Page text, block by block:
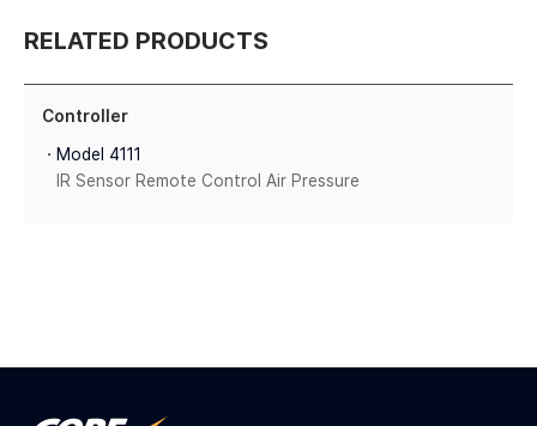
RELATED PRODUCTS
Controller
ㆍModel 4111
IR Sensor Remote Control Air Pressure